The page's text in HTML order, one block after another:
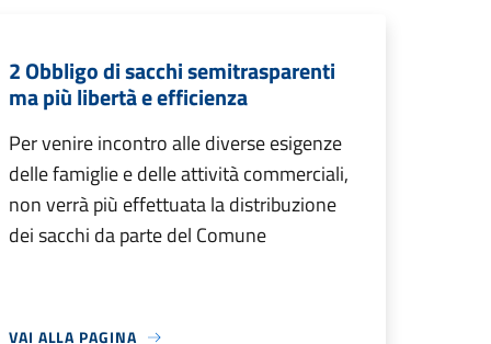
2 Obbligo di sacchi semitrasparenti
ma più libertà e efficienza
Per venire incontro alle diverse esigenze
delle famiglie e delle attività commerciali,
non verrà più effettuata la distribuzione
dei sacchi da parte del Comune
VAI ALLA PAGINA